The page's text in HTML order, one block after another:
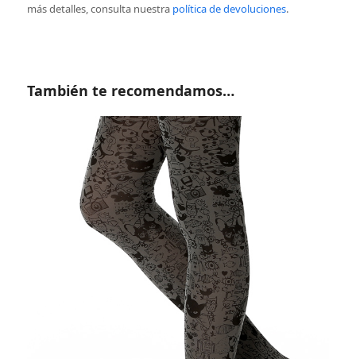
más detalles, consulta nuestra política de devoluciones.
También te recomendamos…